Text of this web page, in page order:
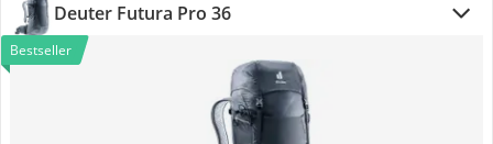
Deuter Futura Pro 36
Bestseller